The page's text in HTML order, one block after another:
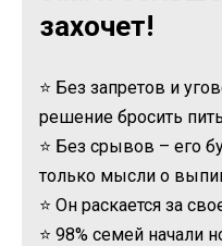
захочет!
⭐ Без запретов и
решение бросить
⭐ Без срывов – его
только мысли о
⭐ Он раскается за
⭐ 98% семей начали